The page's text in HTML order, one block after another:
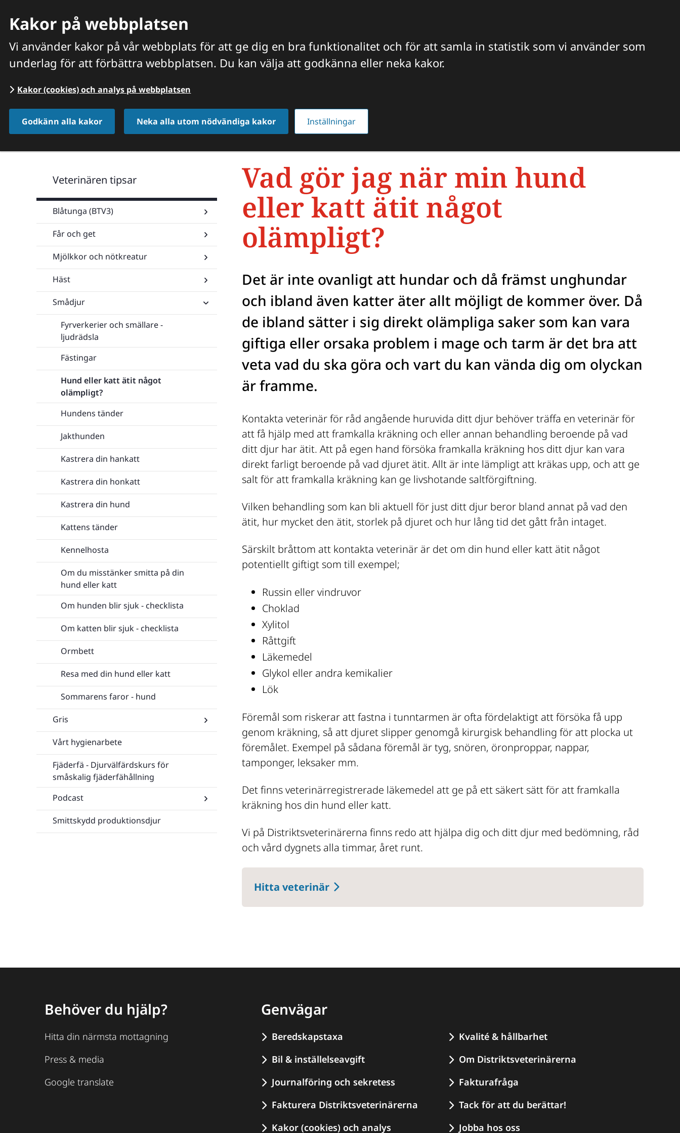
Kakor på webbplatsen
Vi använder kakor på vår webbplats för att ge dig en bra funktionalitet och för att samla in statistik som vi använder som
underlag för att förbättra webbplatsen. Du kan välja att godkänna eller neka kakor.
Kakor (cookies) och analys på webbplatsen
Godkänn alla kakor Neka alla utom nödvändiga kakor Inställningar
Hitta veterinär
HITTA VETERINÄR VÅRA PRISER OCH TJÄNSTER OFFICIELLA INTYG VETERINÄREN TIPSAR
Veterinären tipsar Hund eller katt ätit något olämpligt?
Veterinären tipsar
Blåtunga (BTV3)
Undersidor
för
(BTV3)
Får och get
Undersidor
för
och
get
Mjölkkor och nötkreatur
Undersidor
för
och
nötkreatur
Häst
Undersidor
för
Smådjur
Fyrverkerier och smällare -
ljudrädsla
Fästingar
Hund eller katt ätit något
olämpligt?
Hundens tänder
Jakthunden
Kastrera din hankatt
Kastrera din honkatt
Kastrera din hund
Kattens tänder
Kennelhosta
Om du misstänker smitta på din
hund eller katt
Om hunden blir sjuk - checklista
Om katten blir sjuk - checklista
Ormbett
Resa med din hund eller katt
Sommarens faror - hund
Gris
för
Vårt hygienarbete
Fjäderfä - Djurvälfärdskurs för
småskalig fjäderfähållning
Podcast
för
Smittskydd produktionsdjur
Vad gör jag när min hund
eller katt ätit något
olämpligt?
Det är inte ovanligt att hundar och då främst unghundar
och ibland även katter äter allt möjligt de kommer över. Då
de ibland sätter i sig direkt olämpliga saker som kan vara
giftiga eller orsaka problem i mage och tarm är det bra att
veta vad du ska göra och vart du kan vända dig om olyckan
är framme.
Kontakta veterinär för råd angående huruvida ditt djur behöver träffa en veterinär för
att få hjälp med att framkalla kräkning och eller annan behandling beroende på vad
ditt djur har ätit. Att på egen hand försöka framkalla kräkning hos ditt djur kan vara
direkt farligt beroende på vad djuret ätit. Allt är inte lämpligt att kräkas upp, och att ge
salt för att framkalla kräkning kan ge livshotande saltförgiftning.
Vilken behandling som kan bli aktuell för just ditt djur beror bland annat på vad den
ätit, hur mycket den ätit, storlek på djuret och hur lång tid det gått från intaget.
Särskilt bråttom att kontakta veterinär är det om din hund eller katt ätit något
potentiellt giftigt som till exempel;
Russin eller vindruvor
Choklad
Xylitol
Råttgift
Läkemedel
Glykol eller andra kemikalier
Lök
Föremål som riskerar att fastna i tunntarmen är ofta fördelaktigt att försöka få upp
genom kräkning, så att djuret slipper genomgå kirurgisk behandling för att plocka ut
föremålet. Exempel på sådana föremål är tyg, snören, öronproppar, nappar,
tamponger, leksaker mm.
Det finns veterinärregistrerade läkemedel att ge på ett säkert sätt för att framkalla
kräkning hos din hund eller katt.
Vi på Distriktsveterinärerna finns redo att hjälpa dig och ditt djur med bedömning, råd
och vård dygnets alla timmar, året runt.
Hitta veterinär
Behöver du hjälp?
Hitta din närmsta mottagning
Press & media
Google translate
Genvägar
Beredskapstaxa
Kvalité & hållbarhet
Bil & inställelseavgift
Om Distriktsveterinärerna
Journalföring och sekretess
Fakturafråga
Fakturera Distriktsveterinärerna
Tack för att du berättar!
Kakor (cookies) och analys
Jobba hos oss